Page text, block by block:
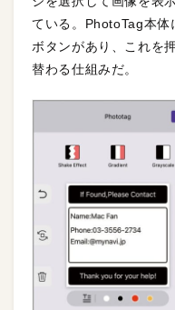
ている。PhotoTag本
ボタンがあり、これを
替わる仕組みだ。